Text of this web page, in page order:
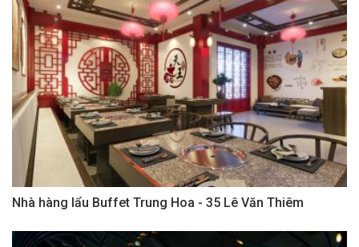
Nhà hàng lẩu Buffet Trung Hoa - 35 Lê Văn Thiêm